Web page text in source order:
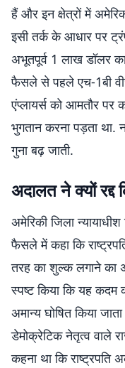
हैं और इन क्षेत्रों में
इसी तर्क के आधार पर
अभूतपूर्व 1 लाख डॉलर
फैसले से पहले एच-1बी
एंप्लायर्स को आमतौर
भुगतान करना पड़ता था.
गुना बढ़ जाती.
अदालत ने क्यों रद्द
अमेरिकी जिला
फैसले में कहा कि
तरह का शुल्क लगाने का
स्पष्ट किया कि यह
अमान्य घोषित किया
डेमोक्रेटिक नेतृत्व वाले
कहना था कि